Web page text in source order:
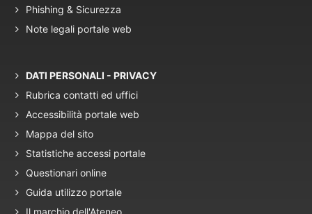
Phishing & Sicurezza
Note legali portale web
DATI PERSONALI - PRIVACY
Rubrica contatti ed uffici
Accessibilità portale web
Mappa del sito
Statistiche accessi portale
Questionari online
Guida utilizzo portale
Il marchio dell'Ateneo